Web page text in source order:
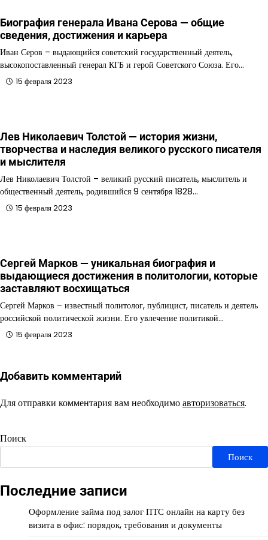
Биография генерала Ивана Серова — общие
сведения, достижения и карьера
Иван Серов – выдающийся советский государственный деятель,
высокопоставленный генерал КГБ и герой Советского Союза. Его…
15 февраля 2023
Лев Николаевич Толстой — история жизни,
творчества и наследия великого русского писателя
и мыслителя
Лев Николаевич Толстой – великий русский писатель, мыслитель и
общественный деятель, родившийся 9 сентября 1828…
15 февраля 2023
Сергей Марков — уникальная биография и
выдающиеся достижения в политологии, которые
заставляют восхищаться
Сергей Марков – известный политолог, публицист, писатель и деятель
российской политической жизни. Его увлечение политикой…
15 февраля 2023
Добавить комментарий
Для отправки комментария вам необходимоавторизоваться.
Поиск
Поиск
Последние записи
Оформление займа под залог ПТС онлайн на карту без
визита в офис: порядок, требования и документы